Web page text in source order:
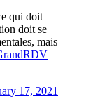
qui doit
doit se
mais
17, 2021